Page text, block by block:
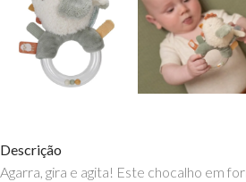
Descrição
Agarra, gira e agita! Este chocalho em